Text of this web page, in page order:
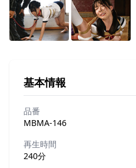
基本情報
品番
MBMA-146
再生時間
240分